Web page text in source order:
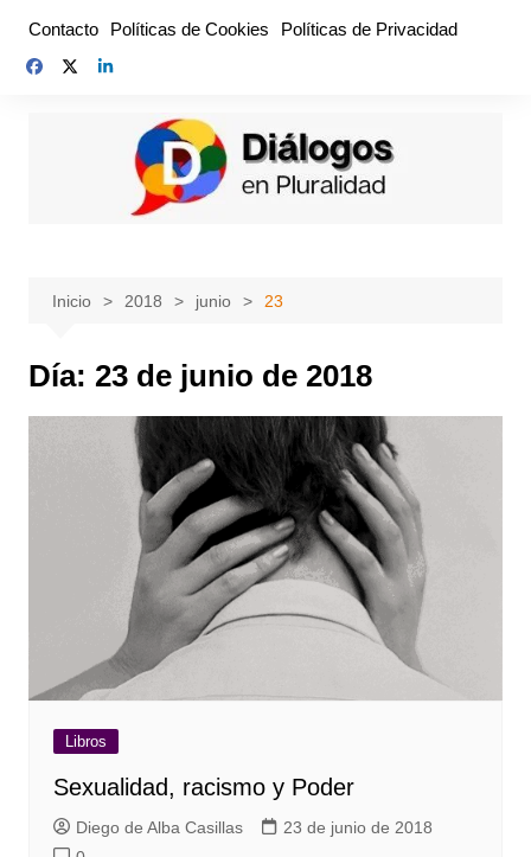
contenido
Contacto Políticas de Cookies Políticas de Privacidad
Inicio 2018 junio 23
Día: 23 de junio de 2018
Libros
Sexualidad, racismo y Poder
Diego de Alba Casillas
23 de junio de 2018